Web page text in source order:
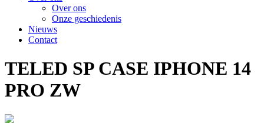
Over ons
Onze geschiedenis
Nieuws
Contact
TELED SP CASE IPHONE 14
PRO ZW